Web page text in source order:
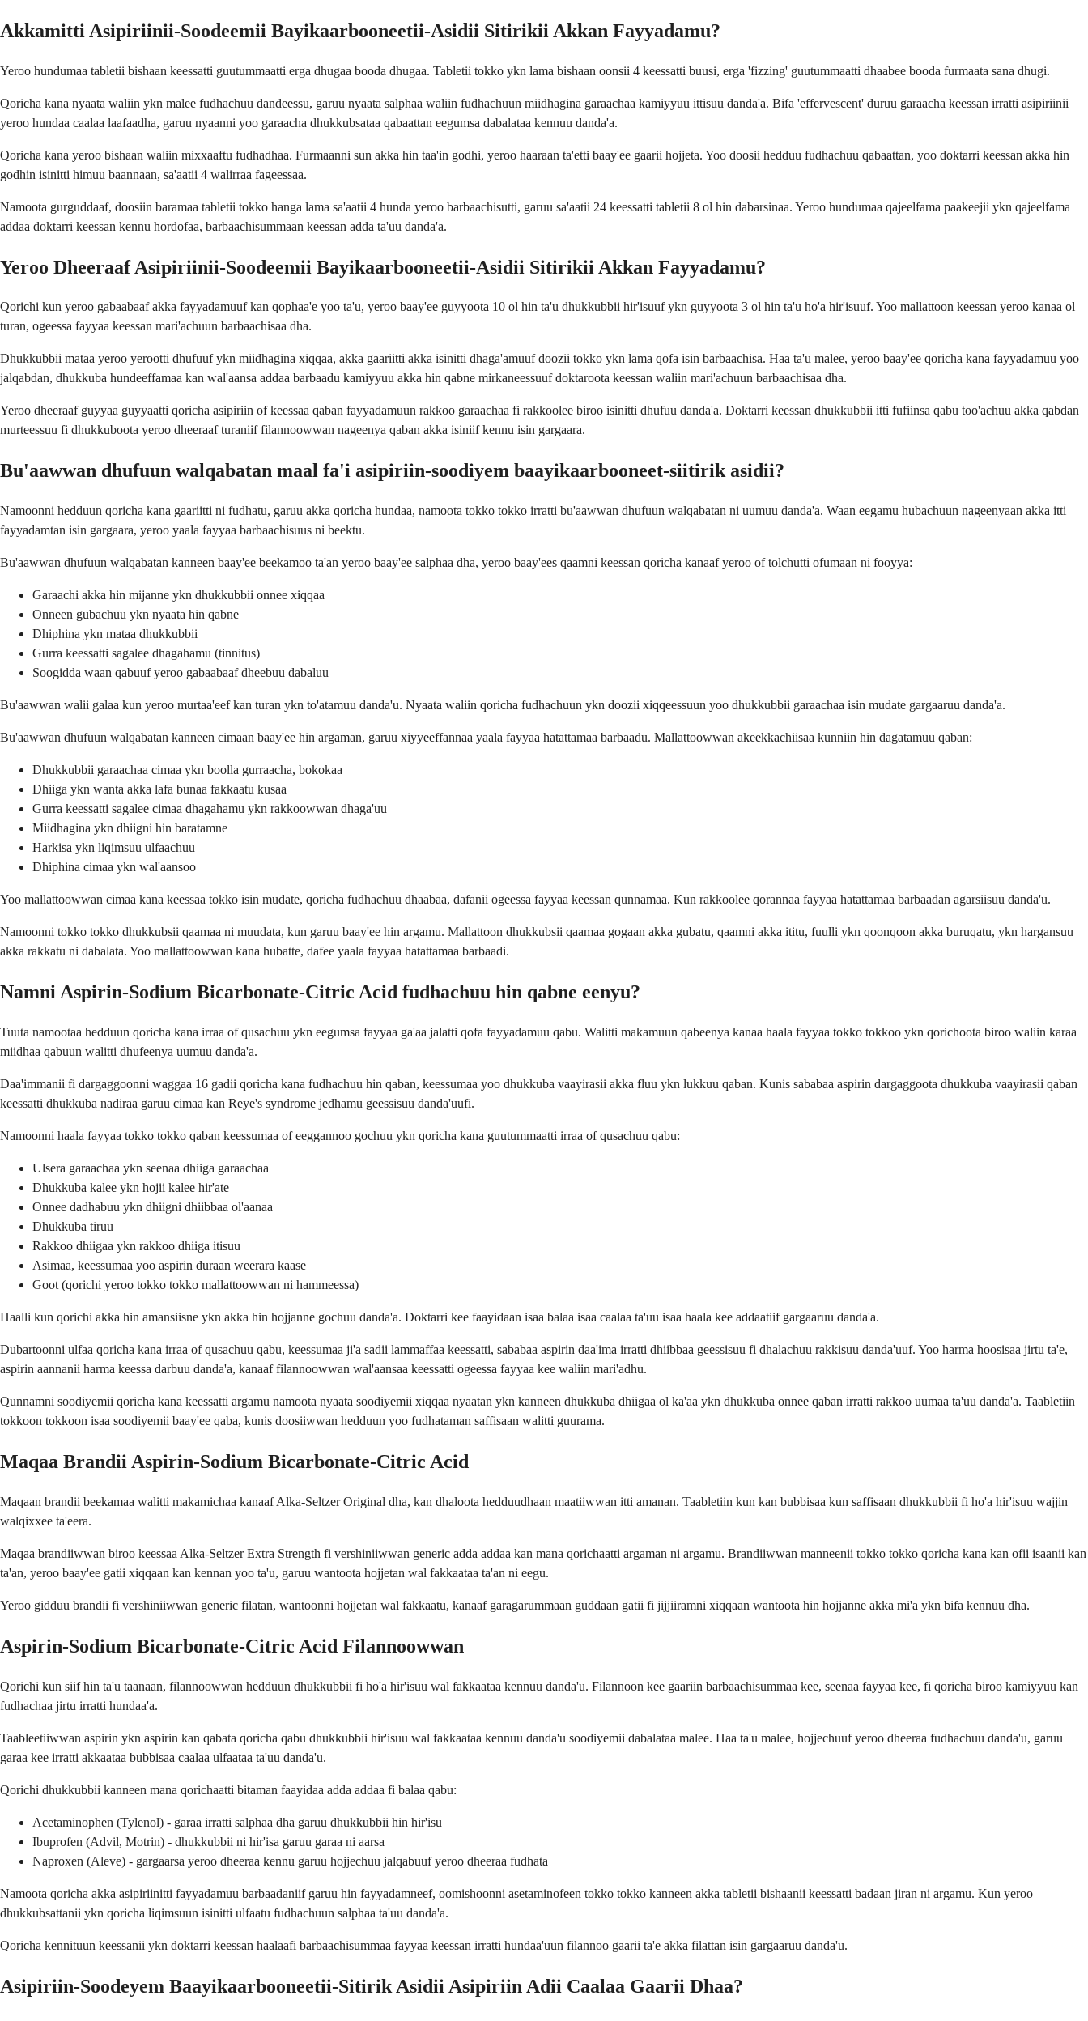
Akkamitti Asipiriinii-Soodeemii Bayikaarbooneetii-Asidii Sitirikii Akkan Fayyadamu?
Yeroo hundumaa tabletii bishaan keessatti guutummaatti erga dhugaa booda dhugaa. Tabletii tokko ykn lama bishaan oonsii 4 keessatti buusi, erga 'fizzing' guutummaatti dhaabee booda furmaata sana dhugi.
Qoricha kana nyaata waliin ykn malee fudhachuu dandeessu, garuu nyaata salphaa waliin fudhachuun miidhagina garaachaa kamiyyuu ittisuu danda'a. Bifa 'effervescent' duruu garaacha keessan irratti asipiriinii
yeroo hundaa caalaa laafaadha, garuu nyaanni yoo garaacha dhukkubsataa qabaattan eegumsa dabalataa kennuu danda'a.
Qoricha kana yeroo bishaan waliin mixxaaftu fudhadhaa. Furmaanni sun akka hin taa'in godhi, yeroo haaraan ta'etti baay'ee gaarii hojjeta. Yoo doosii hedduu fudhachuu qabaattan, yoo doktarri keessan akka hin
godhin isinitti himuu baannaan, sa'aatii 4 walirraa fageessaa.
Namoota gurguddaaf, doosiin baramaa tabletii tokko hanga lama sa'aatii 4 hunda yeroo barbaachisutti, garuu sa'aatii 24 keessatti tabletii 8 ol hin dabarsinaa. Yeroo hundumaa qajeelfama paakeejii ykn qajeelfama
addaa doktarri keessan kennu hordofaa, barbaachisummaan keessan adda ta'uu danda'a.
Yeroo Dheeraaf Asipiriinii-Soodeemii Bayikaarbooneetii-Asidii Sitirikii Akkan Fayyadamu?
Qorichi kun yeroo gabaabaaf akka fayyadamuuf kan qophaa'e yoo ta'u, yeroo baay'ee guyyoota 10 ol hin ta'u dhukkubbii hir'isuuf ykn guyyoota 3 ol hin ta'u ho'a hir'isuuf. Yoo mallattoon keessan yeroo kanaa ol
turan, ogeessa fayyaa keessan mari'achuun barbaachisaa dha.
Dhukkubbii mataa yeroo yerootti dhufuuf ykn miidhagina xiqqaa, akka gaariitti akka isinitti dhaga'amuuf doozii tokko ykn lama qofa isin barbaachisa. Haa ta'u malee, yeroo baay'ee qoricha kana fayyadamuu yoo
jalqabdan, dhukkuba hundeeffamaa kan wal'aansa addaa barbaadu kamiyyuu akka hin qabne mirkaneessuuf doktaroota keessan waliin mari'achuun barbaachisaa dha.
Yeroo dheeraaf guyyaa guyyaatti qoricha asipiriin of keessaa qaban fayyadamuun rakkoo garaachaa fi rakkoolee biroo isinitti dhufuu danda'a. Doktarri keessan dhukkubbii itti fufiinsa qabu too'achuu akka qabdan
murteessuu fi dhukkuboota yeroo dheeraaf turaniif filannoowwan nageenya qaban akka isiniif kennu isin gargaara.
Bu'aawwan dhufuun walqabatan maal fa'i asipiriin-soodiyem baayikaarbooneet-siitirik asidii?
Namoonni hedduun qoricha kana gaariitti ni fudhatu, garuu akka qoricha hundaa, namoota tokko tokko irratti bu'aawwan dhufuun walqabatan ni uumuu danda'a. Waan eegamu hubachuun nageenyaan akka itti
fayyadamtan isin gargaara, yeroo yaala fayyaa barbaachisuus ni beektu.
Bu'aawwan dhufuun walqabatan kanneen baay'ee beekamoo ta'an yeroo baay'ee salphaa dha, yeroo baay'ees qaamni keessan qoricha kanaaf yeroo of tolchutti ofumaan ni fooyya:
Garaachi akka hin mijanne ykn dhukkubbii onnee xiqqaa
Onneen gubachuu ykn nyaata hin qabne
Dhiphina ykn mataa dhukkubbii
Gurra keessatti sagalee dhagahamu (tinnitus)
Soogidda waan qabuuf yeroo gabaabaaf dheebuu dabaluu
Bu'aawwan walii galaa kun yeroo murtaa'eef kan turan ykn to'atamuu danda'u. Nyaata waliin qoricha fudhachuun ykn doozii xiqqeessuun yoo dhukkubbii garaachaa isin mudate gargaaruu danda'a.
Bu'aawwan dhufuun walqabatan kanneen cimaan baay'ee hin argaman, garuu xiyyeeffannaa yaala fayyaa hatattamaa barbaadu. Mallattoowwan akeekkachiisaa kunniin hin dagatamuu qaban:
Dhukkubbii garaachaa cimaa ykn boolla gurraacha, bokokaa
Dhiiga ykn wanta akka lafa bunaa fakkaatu kusaa
Gurra keessatti sagalee cimaa dhagahamu ykn rakkoowwan dhaga'uu
Miidhagina ykn dhiigni hin baratamne
Harkisa ykn liqimsuu ulfaachuu
Dhiphina cimaa ykn wal'aansoo
Yoo mallattoowwan cimaa kana keessaa tokko isin mudate, qoricha fudhachuu dhaabaa, dafanii ogeessa fayyaa keessan qunnamaa. Kun rakkoolee qorannaa fayyaa hatattamaa barbaadan agarsiisuu danda'u.
Namoonni tokko tokko dhukkubsii qaamaa ni muudata, kun garuu baay'ee hin argamu. Mallattoon dhukkubsii qaamaa gogaan akka gubatu, qaamni akka ititu, fuulli ykn qoonqoon akka buruqatu, ykn hargansuu
akka rakkatu ni dabalata. Yoo mallattoowwan kana hubatte, dafee yaala fayyaa hatattamaa barbaadi.
Namni Aspirin-Sodium Bicarbonate-Citric Acid fudhachuu hin qabne eenyu?
Tuuta namootaa hedduun qoricha kana irraa of qusachuu ykn eegumsa fayyaa ga'aa jalatti qofa fayyadamuu qabu. Walitti makamuun qabeenya kanaa haala fayyaa tokko tokkoo ykn qorichoota biroo waliin karaa
miidhaa qabuun walitti dhufeenya uumuu danda'a.
Daa'immanii fi dargaggoonni waggaa 16 gadii qoricha kana fudhachuu hin qaban, keessumaa yoo dhukkuba vaayirasii akka fluu ykn lukkuu qaban. Kunis sababaa aspirin dargaggoota dhukkuba vaayirasii qaban
keessatti dhukkuba nadiraa garuu cimaa kan Reye's syndrome jedhamu geessisuu danda'uufi.
Namoonni haala fayyaa tokko tokko qaban keessumaa of eeggannoo gochuu ykn qoricha kana guutummaatti irraa of qusachuu qabu:
Ulsera garaachaa ykn seenaa dhiiga garaachaa
Dhukkuba kalee ykn hojii kalee hir'ate
Onnee dadhabuu ykn dhiigni dhiibbaa ol'aanaa
Dhukkuba tiruu
Rakkoo dhiigaa ykn rakkoo dhiiga itisuu
Asimaa, keessumaa yoo aspirin duraan weerara kaase
Goot (qorichi yeroo tokko tokko mallattoowwan ni hammeessa)
Haalli kun qorichi akka hin amansiisne ykn akka hin hojjanne gochuu danda'a. Doktarri kee faayidaan isaa balaa isaa caalaa ta'uu isaa haala kee addaatiif gargaaruu danda'a.
Dubartoonni ulfaa qoricha kana irraa of qusachuu qabu, keessumaa ji'a sadii lammaffaa keessatti, sababaa aspirin daa'ima irratti dhiibbaa geessisuu fi dhalachuu rakkisuu danda'uuf. Yoo harma hoosisaa jirtu ta'e,
aspirin aannanii harma keessa darbuu danda'a, kanaaf filannoowwan wal'aansaa keessatti ogeessa fayyaa kee waliin mari'adhu.
Qunnamni soodiyemii qoricha kana keessatti argamu namoota nyaata soodiyemii xiqqaa nyaatan ykn kanneen dhukkuba dhiigaa ol ka'aa ykn dhukkuba onnee qaban irratti rakkoo uumaa ta'uu danda'a. Taabletiin
tokkoon tokkoon isaa soodiyemii baay'ee qaba, kunis doosiiwwan hedduun yoo fudhataman saffisaan walitti guurama.
Maqaa Brandii Aspirin-Sodium Bicarbonate-Citric Acid
Maqaan brandii beekamaa walitti makamichaa kanaaf Alka-Seltzer Original dha, kan dhaloota hedduudhaan maatiiwwan itti amanan. Taabletiin kun kan bubbisaa kun saffisaan dhukkubbii fi ho'a hir'isuu wajjin
walqixxee ta'eera.
Maqaa brandiiwwan biroo keessaa Alka-Seltzer Extra Strength fi vershiniiwwan generic adda addaa kan mana qorichaatti argaman ni argamu. Brandiiwwan manneenii tokko tokko qoricha kana kan ofii isaanii kan
ta'an, yeroo baay'ee gatii xiqqaan kan kennan yoo ta'u, garuu wantoota hojjetan wal fakkaataa ta'an ni eegu.
Yeroo gidduu brandii fi vershiniiwwan generic filatan, wantoonni hojjetan wal fakkaatu, kanaaf garagarummaan guddaan gatii fi jijjiiramni xiqqaan wantoota hin hojjanne akka mi'a ykn bifa kennuu dha.
Aspirin-Sodium Bicarbonate-Citric Acid Filannoowwan
Qorichi kun siif hin ta'u taanaan, filannoowwan hedduun dhukkubbii fi ho'a hir'isuu wal fakkaataa kennuu danda'u. Filannoon kee gaariin barbaachisummaa kee, seenaa fayyaa kee, fi qoricha biroo kamiyyuu kan
fudhachaa jirtu irratti hundaa'a.
Taableetiiwwan aspirin ykn aspirin kan qabata qoricha qabu dhukkubbii hir'isuu wal fakkaataa kennuu danda'u soodiyemii dabalataa malee. Haa ta'u malee, hojjechuuf yeroo dheeraa fudhachuu danda'u, garuu
garaa kee irratti akkaataa bubbisaa caalaa ulfaataa ta'uu danda'u.
Qorichi dhukkubbii kanneen mana qorichaatti bitaman faayidaa adda addaa fi balaa qabu:
Acetaminophen (Tylenol) - garaa irratti salphaa dha garuu dhukkubbii hin hir'isu
Ibuprofen (Advil, Motrin) - dhukkubbii ni hir'isa garuu garaa ni aarsa
Naproxen (Aleve) - gargaarsa yeroo dheeraa kennu garuu hojjechuu jalqabuuf yeroo dheeraa fudhata
Namoota qoricha akka asipiriinitti fayyadamuu barbaadaniif garuu hin fayyadamneef, oomishoonni asetaminofeen tokko tokko kanneen akka tabletii bishaanii keessatti badaan jiran ni argamu. Kun yeroo
dhukkubsattanii ykn qoricha liqimsuun isinitti ulfaatu fudhachuun salphaa ta'uu danda'a.
Qoricha kennituun keessanii ykn doktarri keessan haalaafi barbaachisummaa fayyaa keessan irratti hundaa'uun filannoo gaarii ta'e akka filattan isin gargaaruu danda'u.
Asipiriin-Soodeyem Baayikaarbooneetii-Sitirik Asidii Asipiriin Adii Caalaa Gaarii Dhaa?